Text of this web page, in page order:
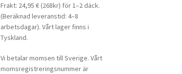
Frakt: 24,95 € (268kr) för 1–2 däck.
(Beräknad leveranstid: 4–8
arbetsdagar). Vårt lager finns i
Tyskland.
Vi betalar momsen till Sverige. Vårt
momsregistreringsnummer är